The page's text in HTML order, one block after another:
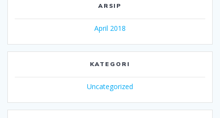
ARSIP
April 2018
KATEGORI
Uncategorized